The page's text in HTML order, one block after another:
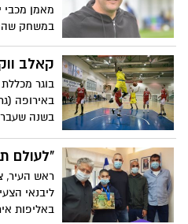
מאמן מכבי
במשחק
בשבוע. כל
קורונה.
קאלב
בוגר
באירופה
בשנה
התחיל
למשחק.
שיודע
מ - 3.
"לעולם
ראש העיר,
ליבנאי
באליפות